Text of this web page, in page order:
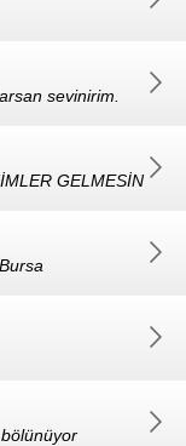
sevinirim.
GELMESİN
bölünüyor